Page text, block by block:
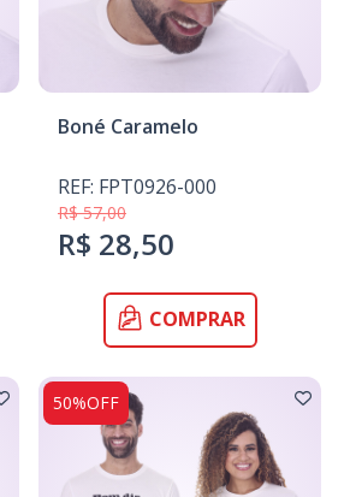
Boné Caramelo
REF: FPT0926-000
R$ 57,00
R$ 28,50
COMPRAR
50%OFF